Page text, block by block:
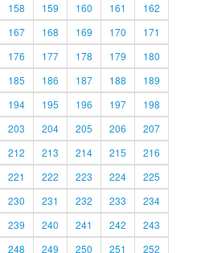
158 159 160 161
162
167 168 169 170
171
176 177 178 179
180
185 186 187 188
189
194 195 196 197
198
203 204 205 206
207
212 213 214 215
216
221 222 223 224
225
230 231 232 233
234
239 240 241 242
243
248 249 250 251 252